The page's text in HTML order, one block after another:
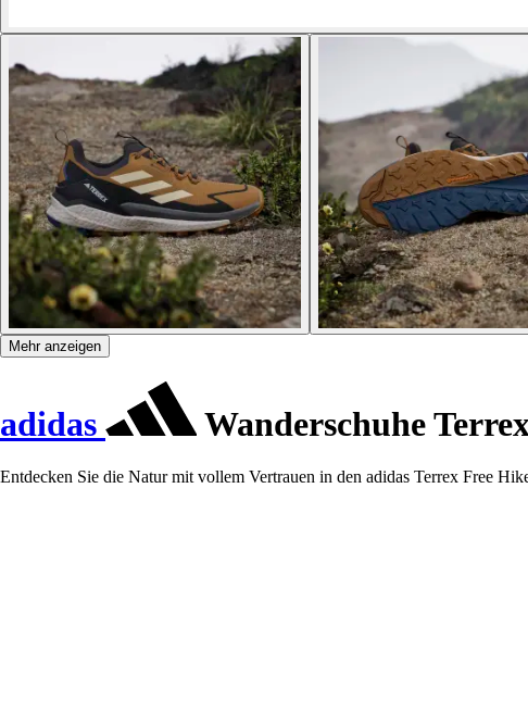
Mehr anzeigen
adidas Wanderschuhe
Entdecken Sie die Natur mit vollem Vertrauen in den adidas Terrex Free